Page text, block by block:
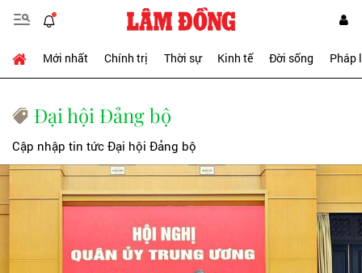
Mới nhất Chính trị Thời sự Kinh tế Đời sống Pháp
Đại hội Đảng bộ
Cập nhập tin tức Đại hội Đảng bộ